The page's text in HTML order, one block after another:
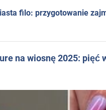
filo: przygotowanie
na wiosnę 2025: pięć